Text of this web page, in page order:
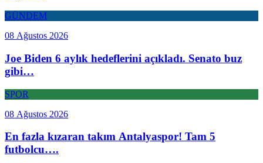
GÜNDEM
08 Ağustos 2026
Joe Biden 6 aylık hedeflerini açıkladı. Senato buz
gibi…
SPOR
08 Ağustos 2026
En fazla kızaran takım Antalyaspor! Tam 5
futbolcu….